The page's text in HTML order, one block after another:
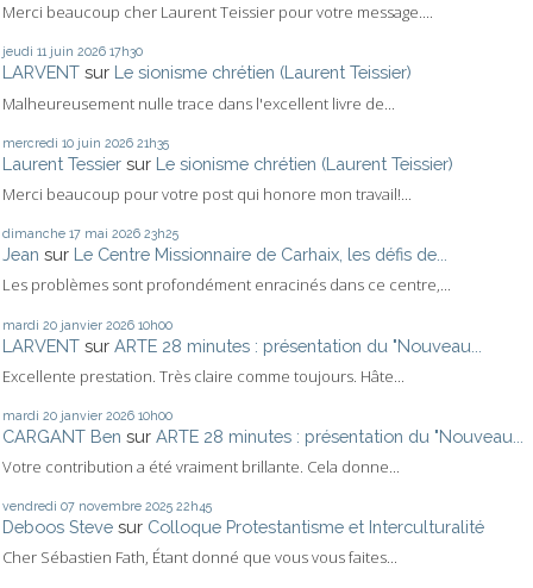
Merci beaucoup cher Laurent Teissier pour votre message....
jeudi 11 juin 2026 17h30
LARVENT sur Le sionisme chrétien (Laurent Teissier)
Malheureusement nulle trace dans l'excellent livre de...
mercredi 10 juin 2026 21h35
Laurent Tessier sur Le sionisme chrétien (Laurent Teissier)
Merci beaucoup pour votre post qui honore mon travail!...
dimanche 17 mai 2026 23h25
Jean sur Le Centre Missionnaire de Carhaix, les défis de...
Les problèmes sont profondément enracinés dans ce centre,...
mardi 20 janvier 2026 10h00
LARVENT sur ARTE 28 minutes : présentation du "Nouveau...
Excellente prestation. Très claire comme toujours. Hâte...
mardi 20 janvier 2026 10h00
CARGANT Ben sur ARTE 28 minutes : présentation du "Nouveau...
Votre contribution a été vraiment brillante. Cela donne...
vendredi 07 novembre 2025 22h45
Deboos Steve sur Colloque Protestantisme et Interculturalité
Cher Sébastien Fath, Étant donné que vous vous faites...